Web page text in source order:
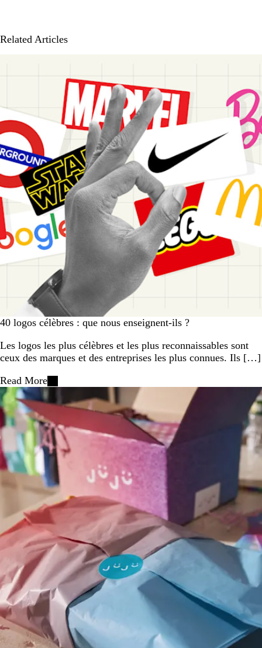
Related Articles
40 logos célèbres : que nous enseignent-ils ?
Les logos les plus célèbres et les plus reconnaissables sont
ceux des marques et des entreprises les plus connues. Ils […]
Read More